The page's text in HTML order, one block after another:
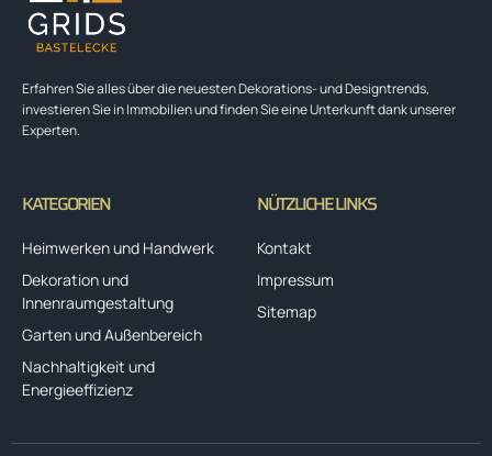
Erfahren Sie alles über die neuesten Dekorations- und Designtrends,
investieren Sie in Immobilien und finden Sie eine Unterkunft dank unserer
Experten.
KATEGORIEN
Heimwerken und Handwerk
Dekoration und
Innenraumgestaltung
Garten und Außenbereich
Nachhaltigkeit und
Energieeffizienz
NÜTZLICHE LINKS
Kontakt
Impressum
Sitemap